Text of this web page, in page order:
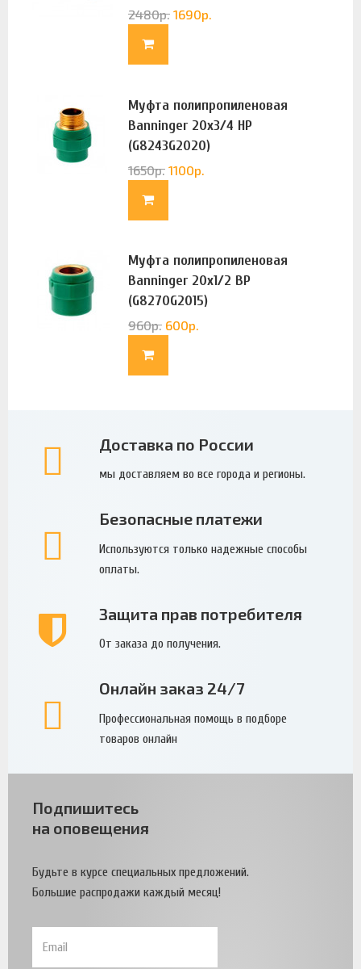
2480р. 1690р.
Муфта полипропиленовая
Banninger 20х3/4 НР
(G8243G2020)
1650р. 1100р.
Муфта полипропиленовая
Banninger 20х1/2 ВР
(G8270G2015)
960р. 600р.
Доставка по России
мы доставляем во все города и регионы.
Безопасные платежи
Используются только надежные способы
оплаты.
Защита прав потребителя
От заказа до получения.
Онлайн заказ 24/7
Профессиональная помощь в подборе
товаров онлайн
Подпишитесь
на оповещения
Будьте в курсе специальных предложений.
Большие распродажи каждый месяц!